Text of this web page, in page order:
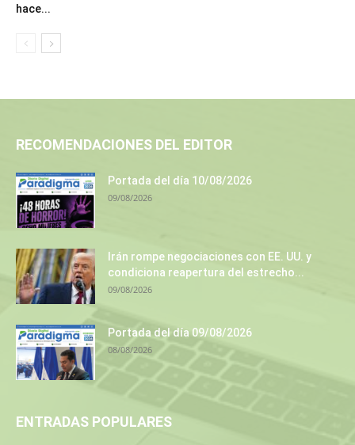
hace...
RECOMENDACIONES DEL EDITOR
Portada del día 10/08/2026
09/08/2026
Irán rompe negociaciones con EE. UU. y
condiciona reapertura del estrecho...
09/08/2026
Portada del día 09/08/2026
08/08/2026
ENTRADAS POPULARES